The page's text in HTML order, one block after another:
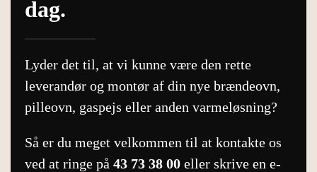
dag.
Lyder det til, at vi kunne være den rette
leverandør og montør af din nye brændeovn,
pilleovn, gaspejs eller anden varmeløsning?
Så er du meget velkommen til at kontakte os
ved at ringe på 43 73 38 00 eller skrive en e-